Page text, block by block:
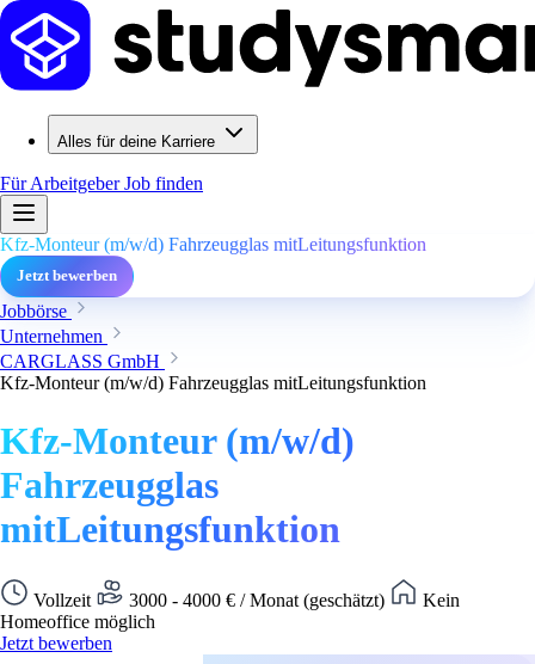
Alles für deine Karriere
Für ArbeitgeberJob finden
Kfz-Monteur (m/w/d) Fahrzeugglas mitLeitungsfunktion
Jetzt bewerben
Jobbörse
Unternehmen
CARGLASS GmbH
Kfz-Monteur (m/w/d) Fahrzeugglas mitLeitungsfunktion
Kfz-Monteur (m/w/d)
Fahrzeugglas
mitLeitungsfunktion
Vollzeit 3000 - 4000 € / Monat (geschätzt)
Kein
Homeoffice möglich
Jetzt bewerben